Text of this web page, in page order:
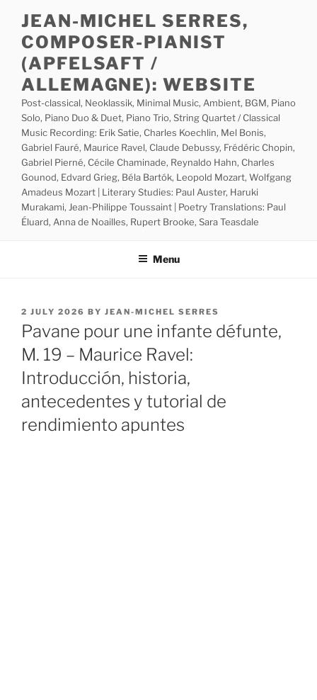
content
JEAN-MICHEL SERRES,
COMPOSER-PIANIST
(APFELSAFT /
ALLEMAGNE): WEBSITE
Post-classical, Neoklassik, Minimal Music, Ambient, BGM, Piano
Solo, Piano Duo & Duet, Piano Trio, String Quartet / Classical
Music Recording: Erik Satie, Charles Koechlin, Mel Bonis,
Gabriel Fauré, Maurice Ravel, Claude Debussy, Frédéric Chopin,
Gabriel Pierné, Cécile Chaminade, Reynaldo Hahn, Charles
Gounod, Edvard Grieg, Béla Bartók, Leopold Mozart, Wolfgang
Amadeus Mozart | Literary Studies: Paul Auster, Haruki
Murakami, Jean-Philippe Toussaint | Poetry Translations: Paul
Éluard, Anna de Noailles, Rupert Brooke, Sara Teasdale
Menu
POSTED
ON
2 JULY 2026 BY JEAN-MICHEL SERRES
Pavane pour une infante défunte,
M. 19 – Maurice Ravel:
Introducción, historia,
antecedentes y tutorial de
rendimiento apuntes